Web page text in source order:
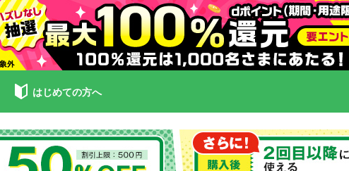
はじめての方へ